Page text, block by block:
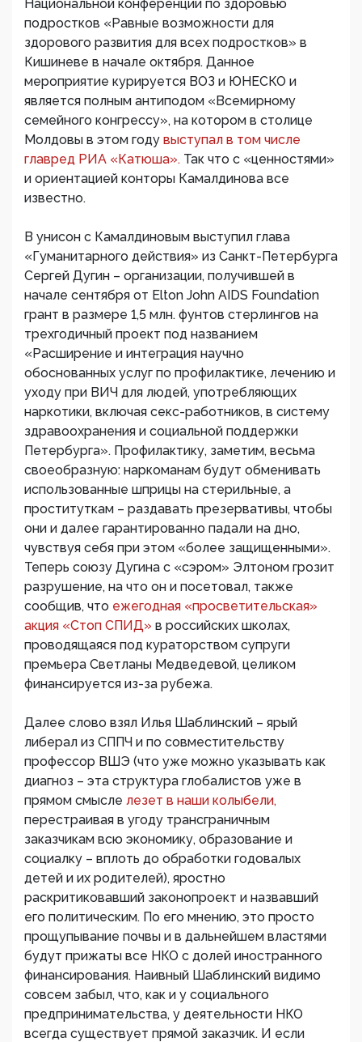
Национальной конференции по здоровью
подростков «Равные возможности для
здорового развития для всех подростков» в
Кишиневе в начале октября. Данное
мероприятие курируется ВОЗ и ЮНЕСКО и
является полным антиподом «Всемирному
семейного конгрессу», на котором в столице
Молдовы в этом году выступал в том числе
главред РИА «Катюша». Так что с «ценностями»
и ориентацией конторы Камалдинова все
известно.
В унисон с Камалдиновым выступил глава
«Гуманитарного действия» из Санкт-Петербурга
Сергей Дугин – организации, получившей в
начале сентября от Elton John AIDS Foundation
грант в размере 1,5 млн. фунтов стерлингов на
трехгодичный проект под названием
«Расширение и интеграция научно
обоснованных услуг по профилактике, лечению и
уходу при ВИЧ для людей, употребляющих
наркотики, включая секс-работников, в систему
здравоохранения и социальной поддержки
Петербурга». Профилактику, заметим, весьма
своеобразную: наркоманам будут обменивать
использованные шприцы на стерильные, а
проституткам – раздавать презервативы, чтобы
они и далее гарантированно падали на дно,
чувствуя себя при этом «более защищенными».
Теперь союзу Дугина с «сэром» Элтоном грозит
разрушение, на что он и посетовал, также
сообщив, что ежегодная «просветительская»
акция «Стоп СПИД» в российских школах,
проводящаяся под кураторством супруги
премьера Светланы Медведевой, целиком
финансируется из-за рубежа.
Далее слово взял Илья Шаблинский – ярый
либерал из СППЧ и по совместительству
профессор ВШЭ (что уже можно указывать как
диагноз – эта структура глобалистов уже в
прямом смысле лезет в наши колыбели,
перестраивая в угоду трансграничным
заказчикам всю экономику, образование и
социалку – вплоть до обработки годовалых
детей и их родителей), яростно
раскритиковавший законопроект и назвавший
его политическим. По его мнению, это просто
прощупывание почвы и в дальнейшем властями
будут прижаты все НКО с долей иностранного
финансирования. Наивный Шаблинский видимо
совсем забыл, что, как и у социального
предпринимательства, у деятельности НКО
всегда существует прямой заказчик. И если